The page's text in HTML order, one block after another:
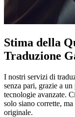
Stima della
Traduzione
I nostri servizi di
senza pari, grazie a
tecnologie avanzate.
solo siano corrette,
originale.